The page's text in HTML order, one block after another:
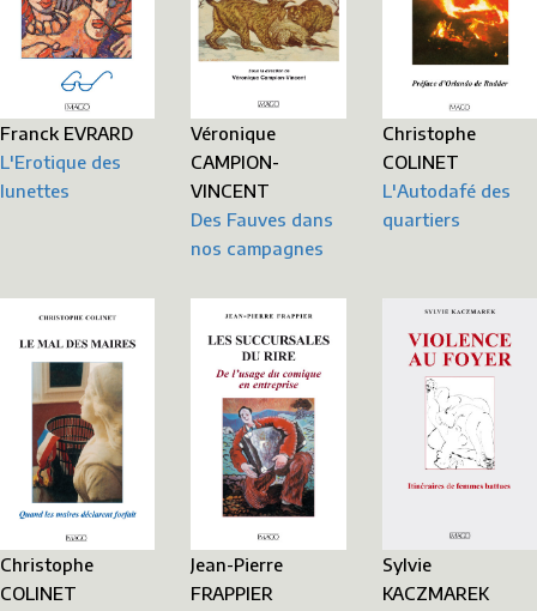
Franck EVRARD
L'Erotique des
lunettes
Véronique
CAMPION-
VINCENT
Des Fauves dans
nos campagnes
Christophe
COLINET
L'Autodafé des
quartiers
Christophe
COLINET
Jean-Pierre
FRAPPIER
Sylvie
KACZMAREK